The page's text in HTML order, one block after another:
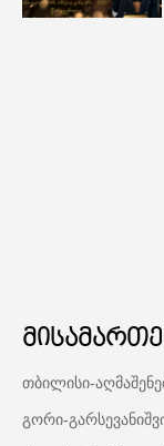
თბილისი-
გორი-